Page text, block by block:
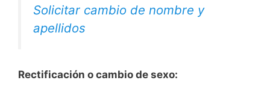
Solicitar cambio de nombre y
apellidos
Rectificación o cambio de sexo: